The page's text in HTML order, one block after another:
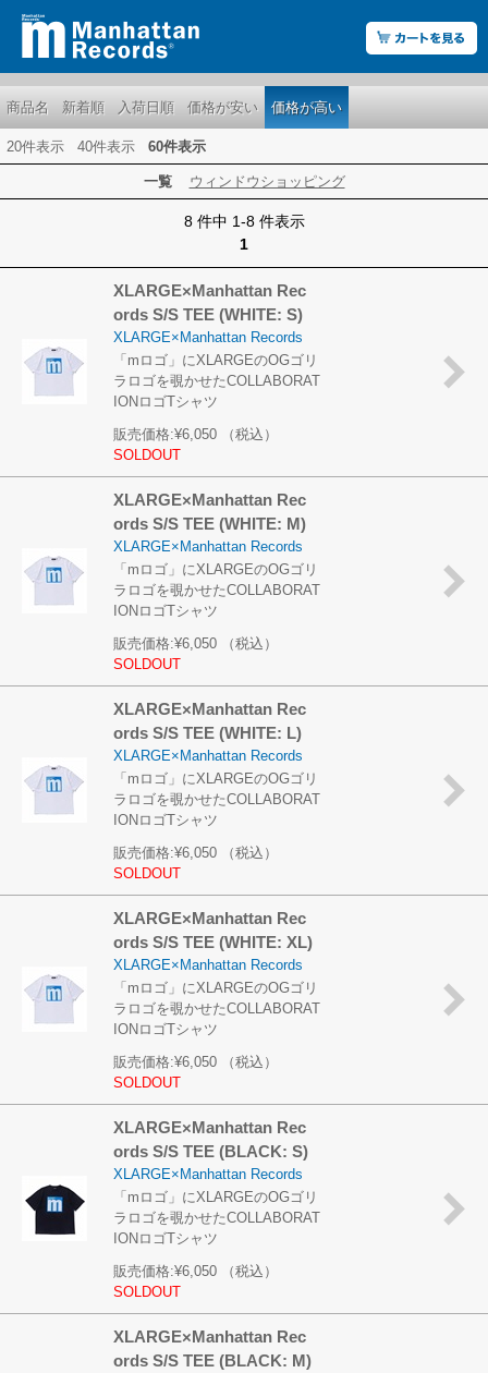
商品名 新着順 入荷日順 価格が安い 価格が高い
20件表示 40件表示 60件表示
一覧 ウィンドウショッピング
8 件中 1-8 件表示
1
XLARGE×Manhattan Rec
ords S/S TEE (WHITE: S)
XLARGE×Manhattan Records
「mロゴ」にXLARGEのOGゴリ
ラロゴを覗かせたCOLLABORAT
IONロゴTシャツ
販売価格:¥6,050
（税込）
SOLDOUT
XLARGE×Manhattan Rec
ords S/S TEE (WHITE: M)
XLARGE×Manhattan Records
「mロゴ」にXLARGEのOGゴリ
ラロゴを覗かせたCOLLABORAT
IONロゴTシャツ
販売価格:¥6,050
（税込）
SOLDOUT
XLARGE×Manhattan Rec
ords S/S TEE (WHITE: L)
XLARGE×Manhattan Records
「mロゴ」にXLARGEのOGゴリ
ラロゴを覗かせたCOLLABORAT
IONロゴTシャツ
販売価格:¥6,050
（税込）
SOLDOUT
XLARGE×Manhattan Rec
ords S/S TEE (WHITE: XL)
XLARGE×Manhattan Records
「mロゴ」にXLARGEのOGゴリ
ラロゴを覗かせたCOLLABORAT
IONロゴTシャツ
販売価格:¥6,050
（税込）
SOLDOUT
XLARGE×Manhattan Rec
ords S/S TEE (BLACK: S)
XLARGE×Manhattan Records
「mロゴ」にXLARGEのOGゴリ
ラロゴを覗かせたCOLLABORAT
IONロゴTシャツ
販売価格:¥6,050
（税込）
SOLDOUT
XLARGE×Manhattan Rec
ords S/S TEE (BLACK: M)